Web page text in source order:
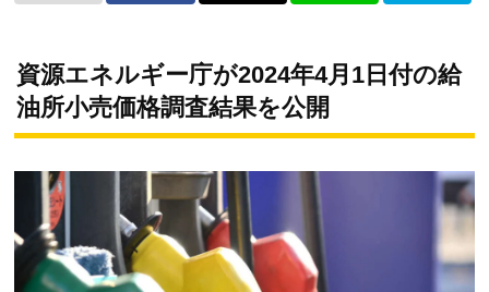
資源エネルギー庁が2024年4月1日付の給
油所小売価格調査結果を公開